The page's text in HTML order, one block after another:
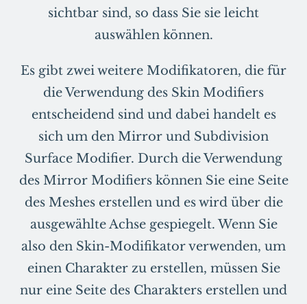
sichtbar sind, so dass Sie sie leicht
auswählen können.
Es gibt zwei weitere Modifikatoren, die für
die Verwendung des Skin Modifiers
entscheidend sind und dabei handelt es
sich um den Mirror und Subdivision
Surface Modifier. Durch die Verwendung
des Mirror Modifiers können Sie eine Seite
des Meshes erstellen und es wird über die
ausgewählte Achse gespiegelt. Wenn Sie
also den Skin-Modifikator verwenden, um
einen Charakter zu erstellen, müssen Sie
nur eine Seite des Charakters erstellen und